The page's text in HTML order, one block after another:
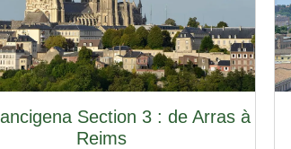
Section 3 : de Arras à
Reims